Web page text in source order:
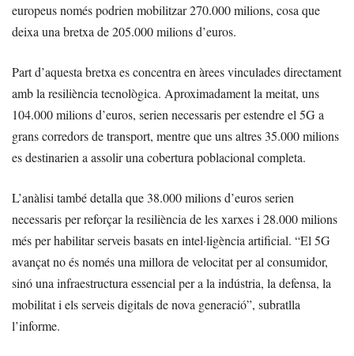
europeus només podrien mobilitzar 270.000 milions, cosa que
deixa una bretxa de 205.000 milions d’euros.
Part d’aquesta bretxa es concentra en àrees vinculades directament
amb la resiliència tecnològica. Aproximadament la meitat, uns
104.000 milions d’euros, serien necessaris per estendre el 5G a
grans corredors de transport, mentre que uns altres 35.000 milions
es destinarien a assolir una cobertura poblacional completa.
L’anàlisi també detalla que 38.000 milions d’euros serien
necessaris per reforçar la resiliència de les xarxes i 28.000 milions
més per habilitar serveis basats en intel·ligència artificial. “El 5G
avançat no és només una millora de velocitat per al consumidor,
sinó una infraestructura essencial per a la indústria, la defensa, la
mobilitat i els serveis digitals de nova generació”, subratlla
l’informe.